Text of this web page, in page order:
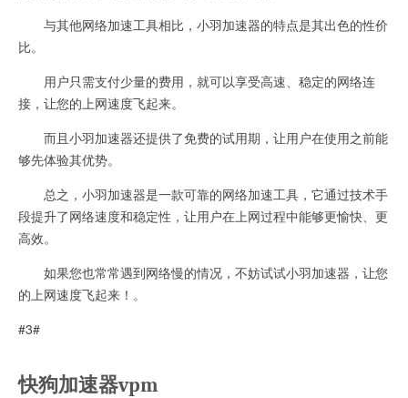
与其他网络加速工具相比，小羽加速器的特点是其出色的性价
比。
用户只需支付少量的费用，就可以享受高速、稳定的网络连
接，让您的上网速度飞起来。
而且小羽加速器还提供了免费的试用期，让用户在使用之前能
够先体验其优势。
总之，小羽加速器是一款可靠的网络加速工具，它通过技术手
段提升了网络速度和稳定性，让用户在上网过程中能够更愉快、更
高效。
如果您也常常遇到网络慢的情况，不妨试试小羽加速器，让您
的上网速度飞起来！。
#3#
快狗加速器vpm